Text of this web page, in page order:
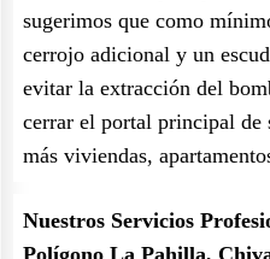
sugerimos que como
cerrojo adicional y un
evitar la extracción del
cerrar el portal principal de
más viviendas,
Nuestros Servicios
Polígono La Pahilla,